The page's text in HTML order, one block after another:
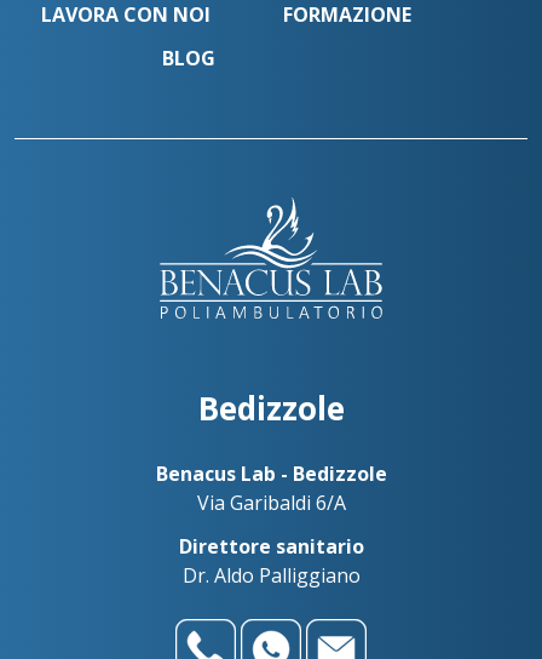
LAVORA CON NOI
FORMAZIONE
BLOG
Bedizzole
Benacus Lab - Bedizzole
Via Garibaldi 6/A
Direttore sanitario
Dr. Aldo Palliggiano